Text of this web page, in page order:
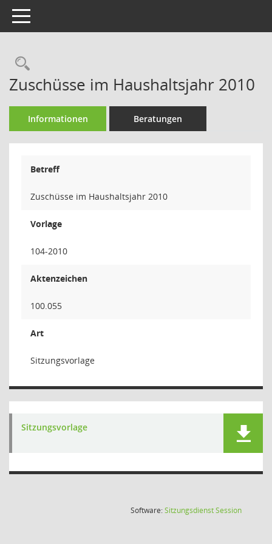
Toggle navigation
Rechercheauswahl
Zuschüsse im Haushaltsjahr 2010
Informationen Beratungen
Betreff
Zuschüsse im Haushaltsjahr 2010
Vorlage
104-2010
Aktenzeichen
100.055
Art
Sitzungsvorlage
Sitzungsvorlage
Software:SitzungsdienstSession(Wird in